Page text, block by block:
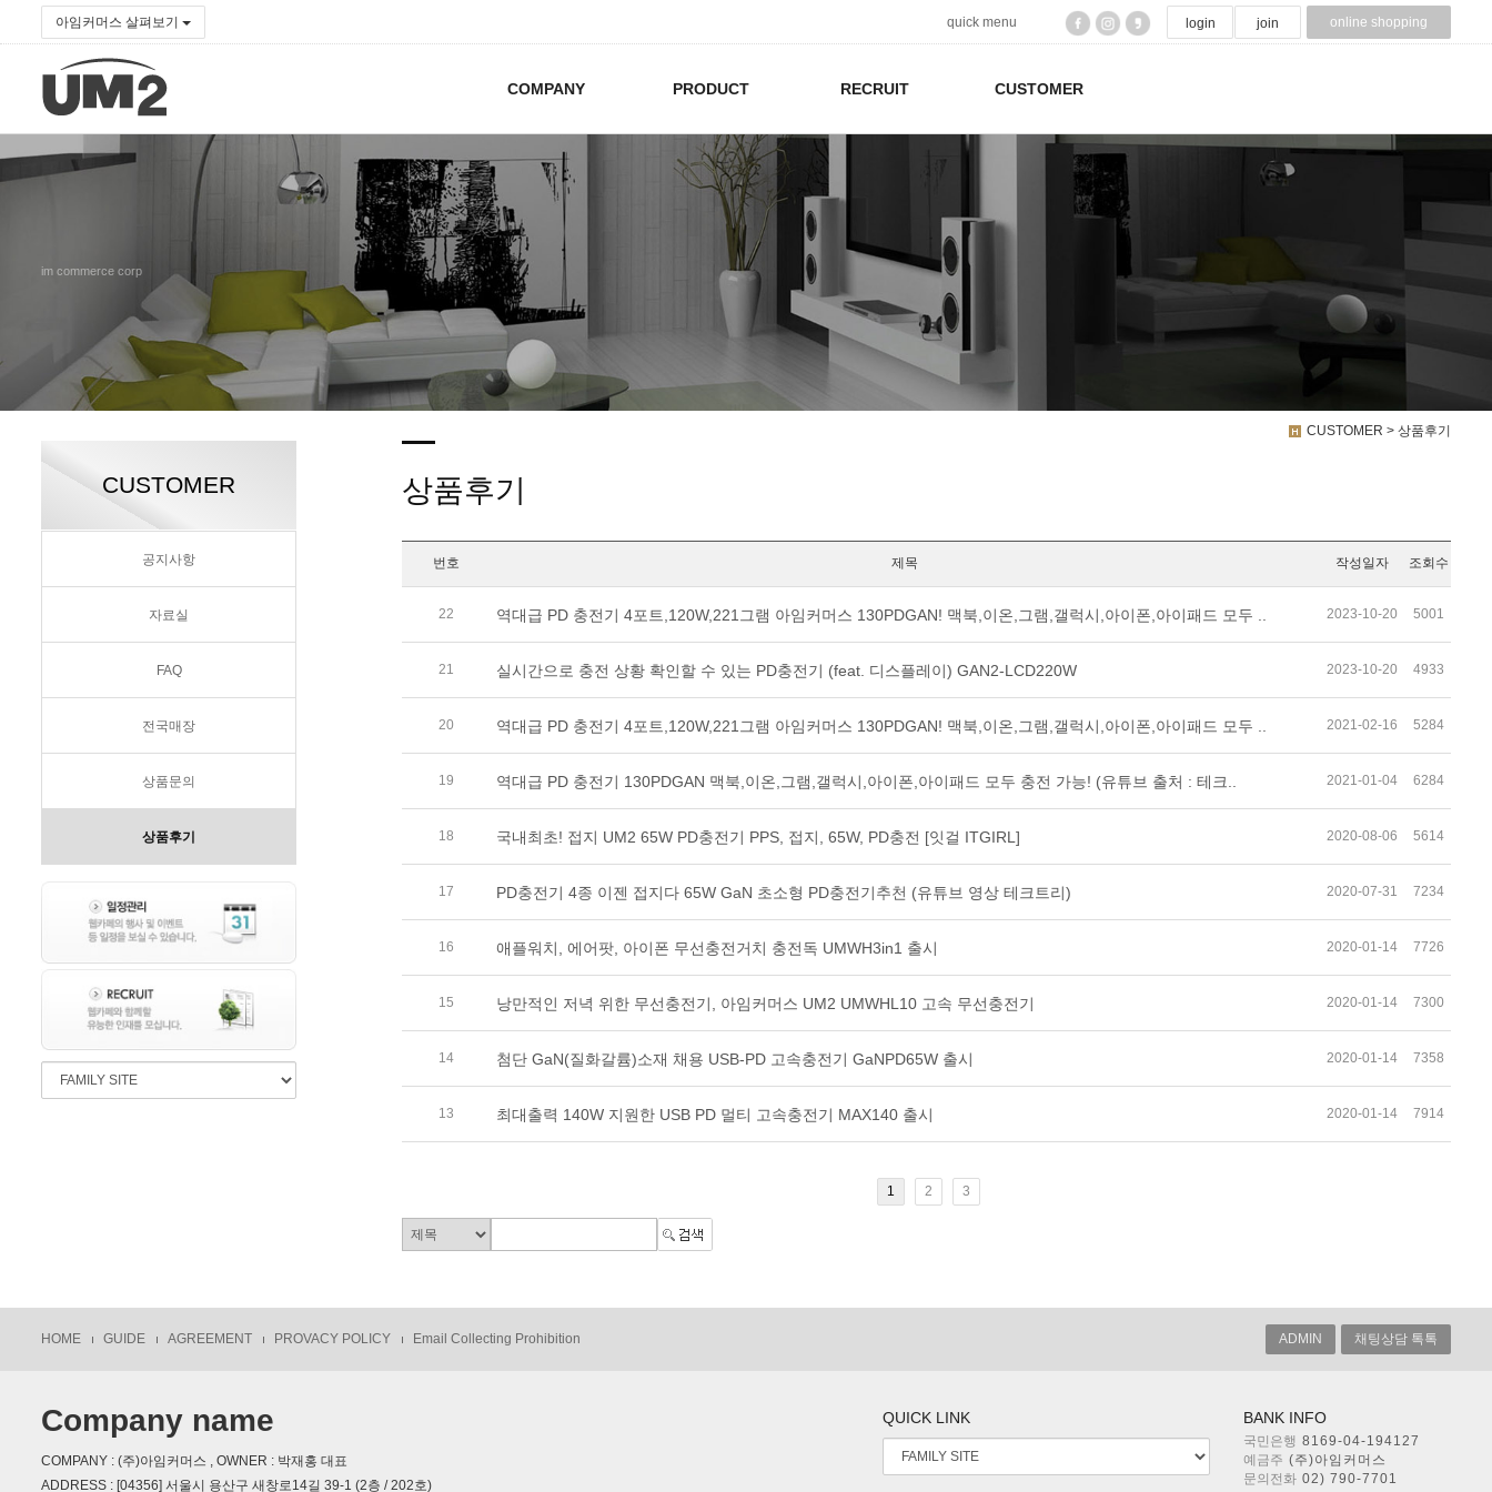
quick menu login join online shopping
아임커머스 살펴보기
COMPANY PRODUCT RECRUIT CUSTOMER
im commerce corp
CUSTOMER > 상품후기
CUSTOMER
공지사항
자료실
FAQ
전국매장
상품문의
상품후기
상품후기
번호 제목 작성일자 조회수
22 역대급 PD 충전기 4포트,120W,221그램 아임커머스 130PDGAN! 맥북,이온,그램,갤럭시,아이폰,아이패드 모두 .. 2023-10-20 5001
21 실시간으로 충전 상황 확인할 수 있는 PD충전기 (feat. 디스플레이) GAN2-LCD220W 2023-10-20 4933
20 역대급 PD 충전기 4포트,120W,221그램 아임커머스 130PDGAN! 맥북,이온,그램,갤럭시,아이폰,아이패드 모두 .. 2021-02-16 5284
19 역대급 PD 충전기 130PDGAN 맥북,이온,그램,갤럭시,아이폰,아이패드 모두 충전 가능! (유튜브 출처 : 테크.. 2021-01-04 6284
18 국내최초! 접지 UM2 65W PD충전기 PPS, 접지, 65W, PD충전 [잇걸 ITGIRL] 2020-08-06 5614
17 PD충전기 4종 이젠 접지다 65W GaN 초소형 PD충전기추천 (유튜브 영상 테크트리) 2020-07-31 7234
16 애플워치, 에어팟, 아이폰 무선충전거치 충전독 UMWH3in1 출시 2020-01-14 7726
15 낭만적인 저녁 위한 무선충전기, 아임커머스 UM2 UMWHL10 고속 무선충전기 2020-01-14 7300
14 첨단 GaN(질화갈륨)소재 채용 USB-PD 고속충전기 GaNPD65W 출시 2020-01-14 7358
13 최대출력 140W 지원한 USB PD 멀티 고속충전기 MAX140 출시 2020-01-14 7914
1 2 3
HOME GUIDE AGREEMENT PROVACY POLICY Email Collecting Prohibition ADMIN 채팅상담 톡톡
Company name
COMPANY : (주)아임커머스 , OWNER : 박재홍 대표
ADDRESS : [04356] 서울시 용산구 새창로14길 39-1 (2층 / 202호)
QUICK LINK BANK INFO
국민은행 8169-04-194127
예금주 (주)아임커머스
문의전화 02) 790-7701